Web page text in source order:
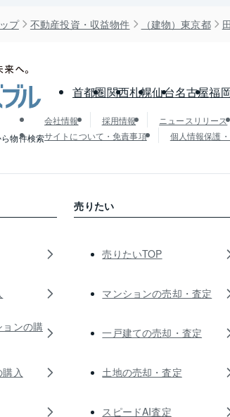
プ 不動産投資・収益物件 （建物）東京都
物件検索
首都圏関西札幌仙台名古屋福
会社情報 採用情報 ニュースリリース
サイトについて・免責事項
個人情報保護
ョンの購
入
売りたい
売りたいTOP
マンションの売却・査定
一戸建ての売却・査定
土地の売却・査定
スピードAI査定